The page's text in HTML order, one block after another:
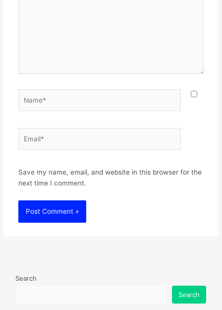
Save my name, email, and website in this browser for the
next time I comment.
Search
Search